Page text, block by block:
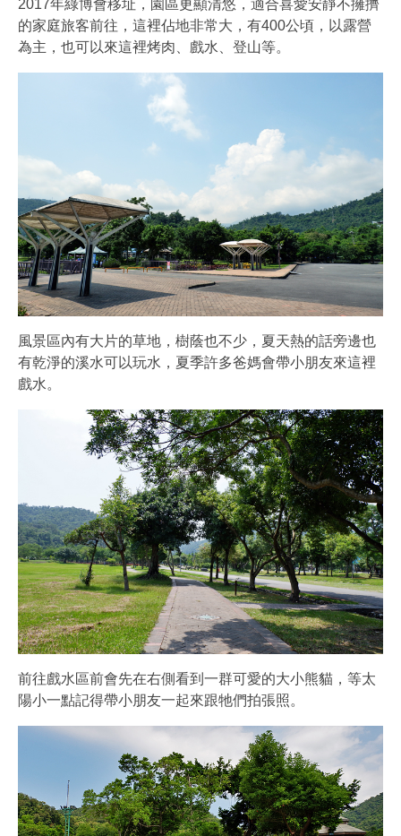
2017年綠博會移址，園區更顯清悠，適合喜愛安靜不擁擠
的家庭旅客前往，這裡佔地非常大，有400公頃，以露營
為主，也可以來這裡烤肉、戲水、登山等。
風景區內有大片的草地，樹蔭也不少，夏天熱的話旁邊也
有乾淨的溪水可以玩水，夏季許多爸媽會帶小朋友來這裡
戲水。
前往戲水區前會先在右側看到一群可愛的大小熊貓，等太
陽小一點記得帶小朋友一起來跟牠們拍張照。